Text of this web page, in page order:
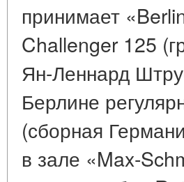
принимает
Challenger 125
Ян-Леннард
Берлине
(сборная
в зале «Max-